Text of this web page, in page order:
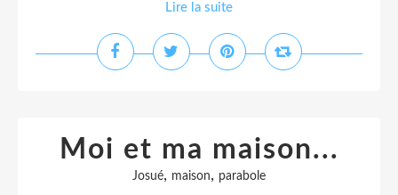
Lire la suite
Moi et ma maison...
Josué, maison, parabole